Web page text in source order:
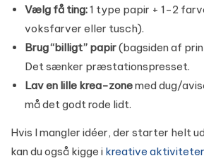
Vælg få ting:1 type papir + 1-2
voksfarver eller tusch).
Brug “billigt” papir(bagsiden af
Det sænker præstationspresset.
Lav en lille krea-zonemed dug/
må det godt rode lidt.
Hvis I mangler idéer, der starter helt
kan du også kigge i kreative aktiviteter